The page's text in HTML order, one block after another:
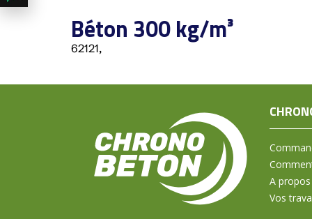
Béton 300 kg/m³
62121,
A propos
Vos